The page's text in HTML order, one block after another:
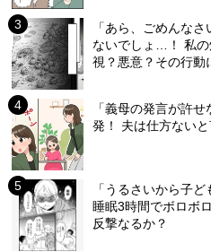
「あら、ごめんな
ないでしょ…！ 私
視？悪意？その行動
「義母の発言が許
発！ 夫は仕方ない
「うるさいから子
睡眠3時間でボロボ
反撃なるか？